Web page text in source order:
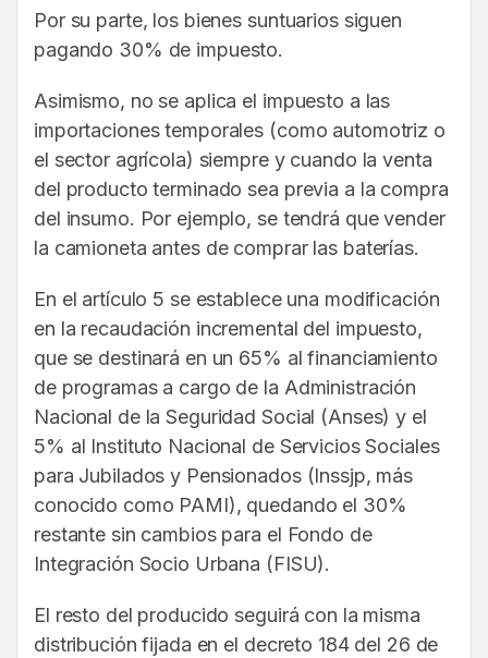
Por su parte, los bienes suntuarios siguen
pagando 30% de impuesto.
Asimismo, no se aplica el impuesto a las
importaciones temporales (como automotriz o
el sector agrícola) siempre y cuando la venta
del producto terminado sea previa a la compra
del insumo. Por ejemplo, se tendrá que vender
la camioneta antes de comprar las baterías.
En el artículo 5 se establece una modificación
en la recaudación incremental del impuesto,
que se destinará en un 65% al financiamiento
de programas a cargo de la Administración
Nacional de la Seguridad Social (Anses) y el
5% al Instituto Nacional de Servicios Sociales
para Jubilados y Pensionados (Inssjp, más
conocido como PAMI), quedando el 30%
restante sin cambios para el Fondo de
Integración Socio Urbana (FISU).
El resto del producido seguirá con la misma
distribución fijada en el decreto 184 del 26 de